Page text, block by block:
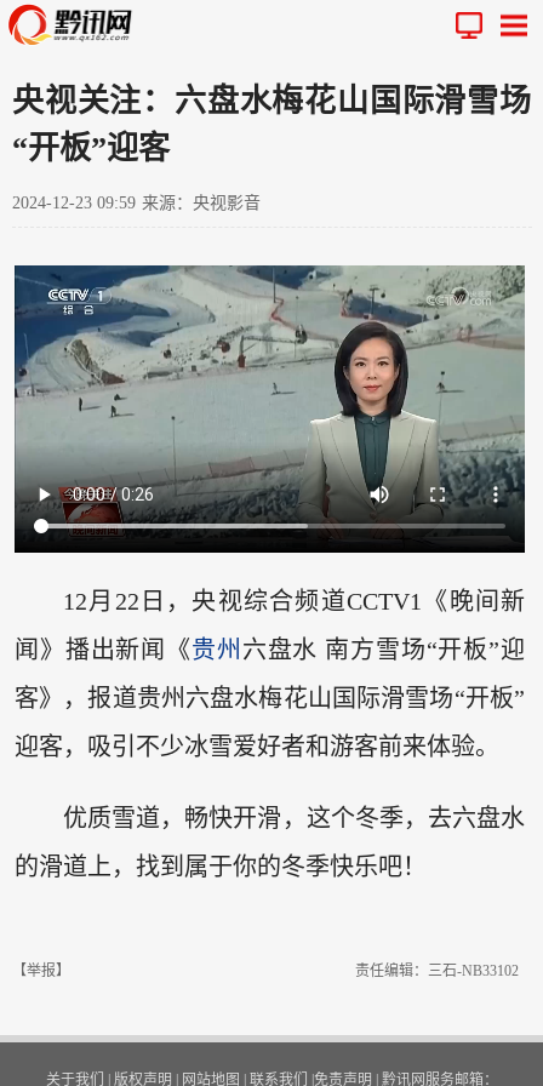
央视关注：六盘水梅花山国际滑雪场
“开板”迎客
2024-12-23 09:59 来源：央视影音
12月22日，央视综合频道CCTV1《晚间新
闻》播出新闻《贵州 六盘水 南方雪场“开板”迎
客》，报道贵州六盘水梅花山国际滑雪场“开板”
迎客，吸引不少冰雪爱好者和游客前来体验。
优质雪道，畅快开滑，这个冬季，去六盘水
的滑道上，找到属于你的冬季快乐吧！
【举报】 责任编辑：三石-NB33102
关于我们 版权声明 网站地图 联系我们 免责声明 黔讯网服务邮箱：